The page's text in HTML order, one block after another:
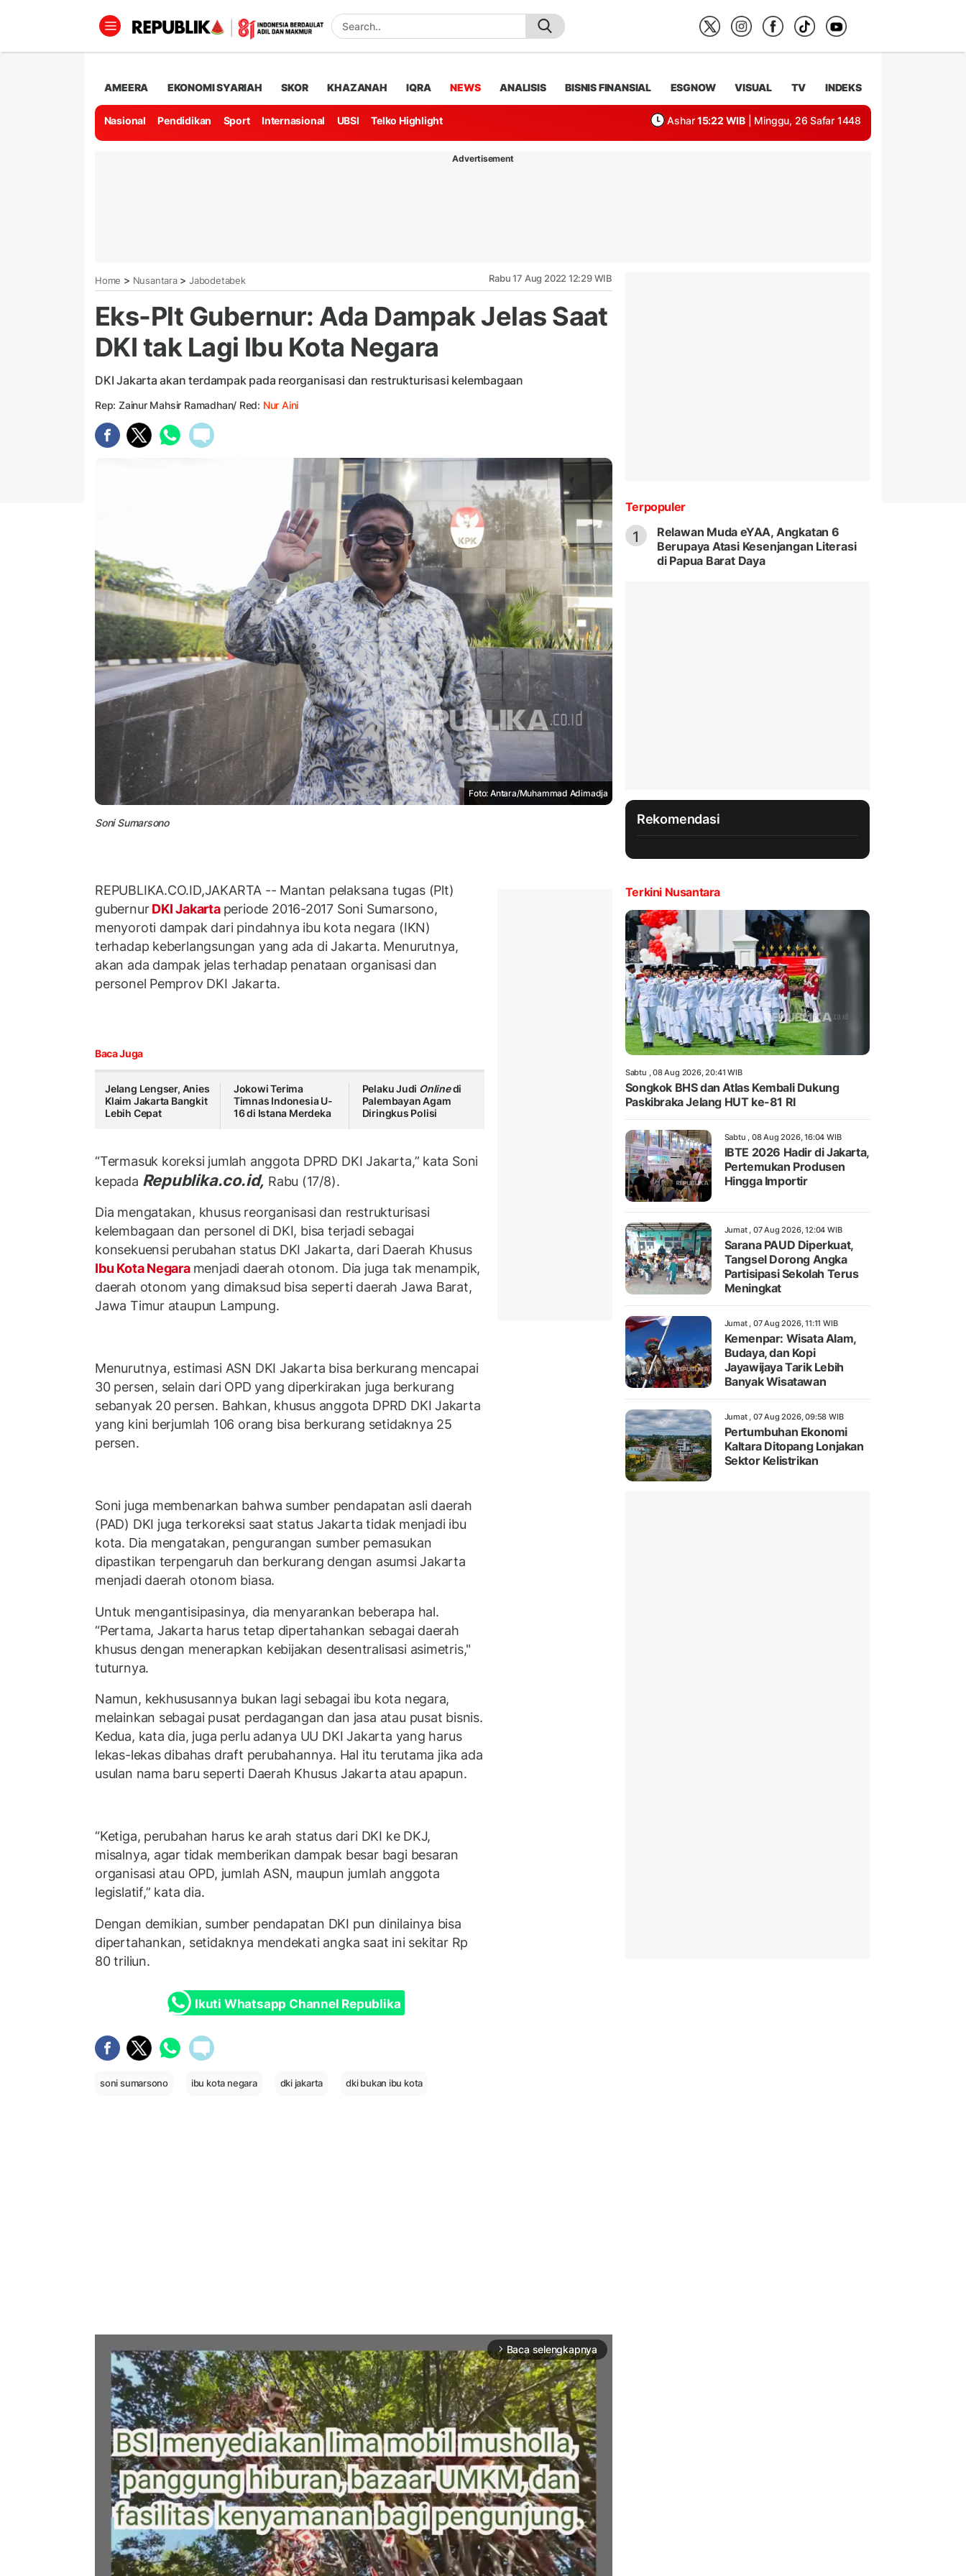
AMEERA EKONOMI SYARIAH SKOR KHAZANAH IQRA NEWS ANALISIS BISNIS FINANSIAL ESGNOW VISUAL TV INDEKS
Nasional Pendidikan Sport Internasional UBSI Telko Highlight Ashar 15:22 WIB | Minggu, 26 Safar 1448
Advertisement
Home > Nusantara> Jabodetabek Rabu 17 Aug 2022 12:29 WIB
Eks-Plt Gubernur: Ada Dampak Jelas Saat
DKI tak Lagi Ibu Kota Negara
DKI Jakarta akan terdampak pada reorganisasi dan restrukturisasi kelembagaan
Rep: Zainur Mahsir Ramadhan/ Red: Nur Aini
Foto: Antara/Muhammad Adimadja
Soni Sumarsono
REPUBLIKA.CO.ID,JAKARTA -- Mantan pelaksana tugas (Plt)
gubernurDKI Jakarta periode 2016-2017 Soni Sumarsono,
menyoroti dampak dari pindahnya ibu kota negara (IKN)
terhadap keberlangsungan yang ada di Jakarta. Menurutnya,
akan ada dampak jelas terhadap penataan organisasi dan
personel Pemprov DKI Jakarta.
Baca Juga
Jelang Lengser, Anies
Klaim Jakarta Bangkit
Lebih Cepat
Jokowi Terima
Timnas Indonesia U-
16 di Istana Merdeka
Pelaku Judi Onlinedi
Palembayan Agam
Diringkus Polisi
“Termasuk koreksi jumlah anggota DPRD DKI Jakarta,” kata Soni
kepada Republika.co.id, Rabu (17/8).
Dia mengatakan, khusus reorganisasi dan restrukturisasi
kelembagaan dan personel di DKI, bisa terjadi sebagai
konsekuensi perubahan status DKI Jakarta, dari Daerah Khusus
Ibu Kota Negara menjadi daerah otonom. Dia juga tak menampik,
daerah otonom yang dimaksud bisa seperti daerah Jawa Barat,
Jawa Timur ataupun Lampung.
Menurutnya, estimasi ASN DKI Jakarta bisa berkurang mencapai
30 persen, selain dari OPD yang diperkirakan juga berkurang
sebanyak 20 persen. Bahkan, khusus anggota DPRD DKI Jakarta
yang kini berjumlah 106 orang bisa berkurang setidaknya 25
persen.
Soni juga membenarkan bahwa sumber pendapatan asli daerah
(PAD) DKI juga terkoreksi saat status Jakarta tidak menjadi ibu
kota. Dia mengatakan, pengurangan sumber pemasukan
dipastikan terpengaruh dan berkurang dengan asumsi Jakarta
menjadi daerah otonom biasa.
Untuk mengantisipasinya, dia menyarankan beberapa hal.
“Pertama, Jakarta harus tetap dipertahankan sebagai daerah
khusus dengan menerapkan kebijakan desentralisasi asimetris,"
tuturnya.
Namun, kekhususannya bukan lagi sebagai ibu kota negara,
melainkan sebagai pusat perdagangan dan jasa atau pusat bisnis.
Kedua, kata dia, juga perlu adanya UU DKI Jakarta yang harus
lekas-lekas dibahas draft perubahannya. Hal itu terutama jika ada
usulan nama baru seperti Daerah Khusus Jakarta atau apapun.
“Ketiga, perubahan harus ke arah status dari DKI ke DKJ,
misalnya, agar tidak memberikan dampak besar bagi besaran
organisasi atau OPD, jumlah ASN, maupun jumlah anggota
legislatif,” kata dia.
Dengan demikian, sumber pendapatan DKI pun dinilainya bisa
dipertahankan, setidaknya mendekati angka saat ini sekitar Rp
80 triliun.
Ikuti Whatsapp Channel Republika
soni sumarsono ibu kota negara dki jakarta dki bukan ibu kota
arrow_forward_ios Baca selengkapnya
Terpopuler
1
Relawan Muda eYAA, Angkatan 6
Berupaya Atasi Kesenjangan Literasi
di Papua Barat Daya
Rekomendasi
Terkini Nusantara
Sabtu , 08 Aug 2026, 20:41 WIB
Songkok BHS dan Atlas Kembali Dukung
Paskibraka Jelang HUT ke-81 RI
Sabtu , 08 Aug 2026, 16:04 WIB
IBTE 2026 Hadir di Jakarta,
Pertemukan Produsen
Hingga Importir
Jumat , 07 Aug 2026, 12:04 WIB
Sarana PAUD Diperkuat,
Tangsel Dorong Angka
Partisipasi Sekolah Terus
Meningkat
Jumat , 07 Aug 2026, 11:11 WIB
Kemenpar: Wisata Alam,
Budaya, dan Kopi
Jayawijaya Tarik Lebih
Banyak Wisatawan
Jumat , 07 Aug 2026, 09:58 WIB
Pertumbuhan Ekonomi
Kaltara Ditopang Lonjakan
Sektor Kelistrikan